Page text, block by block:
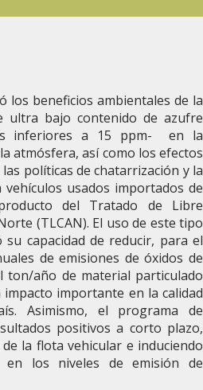
los beneficios ambientales de la
ultra bajo contenido de azufre
inferiores a 15 ppm- en la
atmósfera, así como los efectos
políticas de chatarrización y la
usados importados de
del Tratado de Libre
(TLCAN). El uso de este tipo
capacidad de reducir, para el
de emisiones de óxidos de
ton/año de material particulado
importante en la calidad
Asimismo, el programa de
positivos a corto plazo,
la flota vehicular e induciendo
los niveles de emisión de